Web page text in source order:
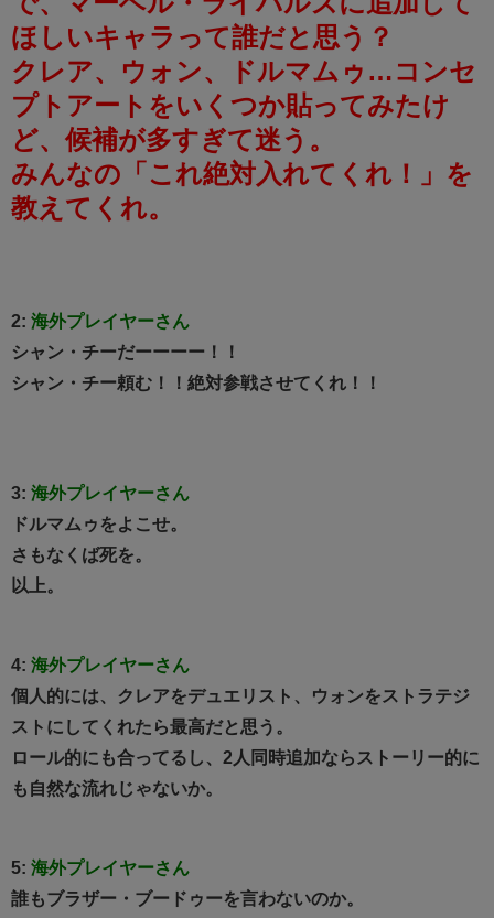
ほしいキャラって誰だと思う？
クレア、ウォン、ドルマムゥ…コンセ
プトアートをいくつか貼ってみたけ
ど、候補が多すぎて迷う。
みんなの「これ絶対入れてくれ！」を
教えてくれ。
2: 海外プレイヤーさん
シャン・チーだーーーー！！
シャン・チー頼む！！絶対参戦させてくれ！！
3: 海外プレイヤーさん
ドルマムゥをよこせ。
さもなくば死を。
以上。
4: 海外プレイヤーさん
個人的には、クレアをデュエリスト、ウォンをストラテジ
ストにしてくれたら最高だと思う。
ロール的にも合ってるし、2人同時追加ならストーリー的に
も自然な流れじゃないか。
5: 海外プレイヤーさん
誰もブラザー・ブードゥーを言わないのか。